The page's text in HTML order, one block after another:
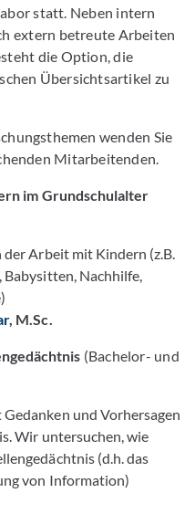
statt. Neben intern
extern betreute Arbeiten
die Option, die
Übersichtsartikel zu
wenden Sie
Mitarbeitenden.
im Grundschulalter
Arbeit mit Kindern (z.B.
Nachhilfe,
, M.Sc.
(Bachelor- und
und Vorhersagen
Wir untersuchen, wie
(d.h. das
von Information)